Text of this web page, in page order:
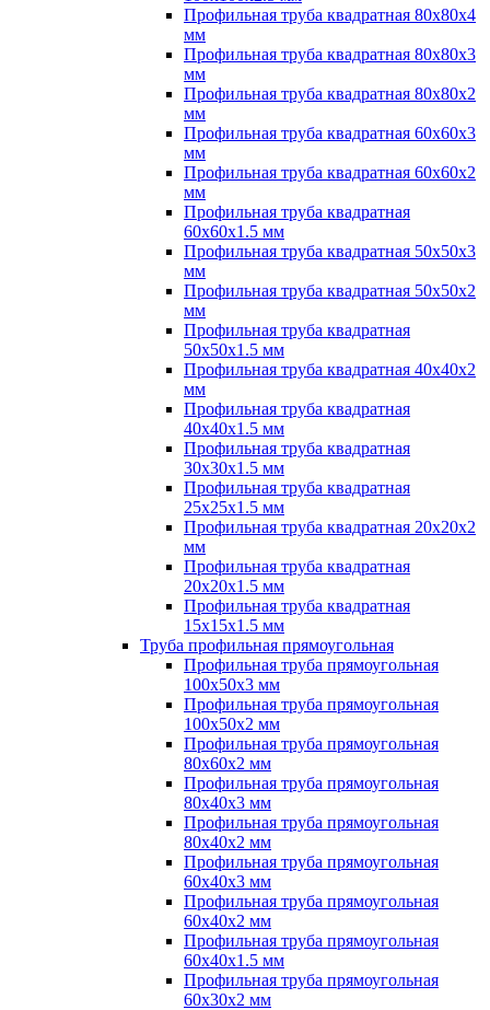
Профильная труба квадратная 80х80х4
мм
Профильная труба квадратная 80х80х3
мм
Профильная труба квадратная 80х80х2
мм
Профильная труба квадратная 60х60х3
мм
Профильная труба квадратная 60х60х2
мм
Профильная труба квадратная
60х60х1.5 мм
Профильная труба квадратная 50х50х3
мм
Профильная труба квадратная 50х50х2
мм
Профильная труба квадратная
50х50х1.5 мм
Профильная труба квадратная 40х40х2
мм
Профильная труба квадратная
40х40х1.5 мм
Профильная труба квадратная
30х30х1.5 мм
Профильная труба квадратная
25х25х1.5 мм
Профильная труба квадратная 20х20х2
мм
Профильная труба квадратная
20х20х1.5 мм
Профильная труба квадратная
15х15х1.5 мм
Труба профильная прямоугольная
Профильная труба прямоугольная
100х50х3 мм
Профильная труба прямоугольная
100х50х2 мм
Профильная труба прямоугольная
80х60х2 мм
Профильная труба прямоугольная
80х40х3 мм
Профильная труба прямоугольная
80х40х2 мм
Профильная труба прямоугольная
60х40х3 мм
Профильная труба прямоугольная
60х40х2 мм
Профильная труба прямоугольная
60х40х1.5 мм
Профильная труба прямоугольная
60х30х2 мм